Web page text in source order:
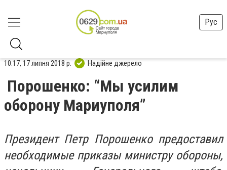
Рус
10:17, 17 липня 2018 р. Надійне джерело
Порошенко: “Мы усилим
оборону Мариуполя”
Президент Петр Порошенко предоставил
необходимые приказы министру обороны,